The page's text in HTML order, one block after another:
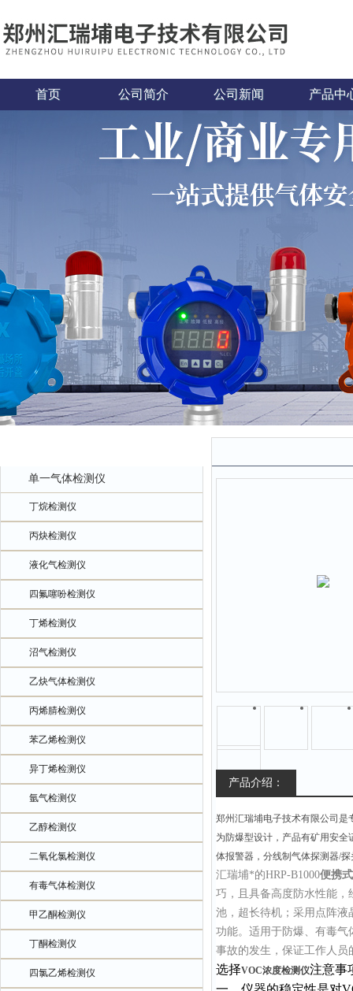
首页 公司简介 公司新闻 产品中
单一气体检测仪
丁烷检测仪
丙炔检测仪
液化气检测仪
四氟噻吩检测仪
丁烯检测仪
沼气检测仪
乙炔气体检测仪
丙烯腈检测仪
苯乙烯检测仪
异丁烯检测仪
氩气检测仪
乙醇检测仪
二氧化氯检测仪
有毒气体检测仪
甲乙酮检测仪
丁酮检测仪
四氯乙烯检测仪
产品介绍：
郑州汇瑞埔电子技术有限公司是
为防爆型设计，产品有矿用安全
体报警器，分线制气体探测器/
汇瑞埔*的HRP-B1000便携
巧，且具备高度防水性能，
池，超长待机；采用点阵
功能。适用于防爆、有毒
事故的发生，保证工作人
选择VOC浓度检测仪注意事